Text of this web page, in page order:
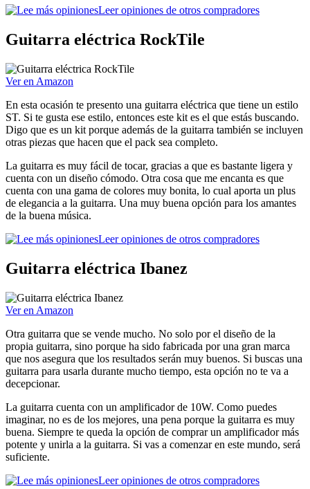
Leer opiniones de otros compradores
Guitarra eléctrica RockTile
Ver en Amazon
En esta ocasión te presento una guitarra eléctrica que tiene un estilo
ST. Si te gusta ese estilo, entonces este kit es el que estás buscando.
Digo que es un kit porque además de la guitarra también se incluyen
otras piezas que hacen que el pack sea completo.
La guitarra es muy fácil de tocar, gracias a que es bastante ligera y
cuenta con un diseño cómodo. Otra cosa que me encanta es que
cuenta con una gama de colores muy bonita, lo cual aporta un plus
de elegancia a la guitarra. Una muy buena opción para los amantes
de la buena música.
Leer opiniones de otros compradores
Guitarra eléctrica Ibanez
Ver en Amazon
Otra guitarra que se vende mucho. No solo por el diseño de la
propia guitarra, sino porque ha sido fabricada por una gran marca
que nos asegura que los resultados serán muy buenos. Si buscas una
guitarra para usarla durante mucho tiempo, esta opción no te va a
decepcionar.
La guitarra cuenta con un amplificador de 10W. Como puedes
imaginar, no es de los mejores, una pena porque la guitarra es muy
buena. Siempre te queda la opción de comprar un amplificador más
potente y unirla a la guitarra. Si vas a comenzar en este mundo, será
suficiente.
Leer opiniones de otros compradores